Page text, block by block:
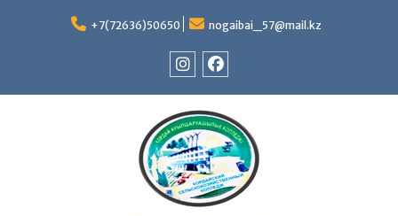
+7(72636)50650 nogaibai_57@mail.kz